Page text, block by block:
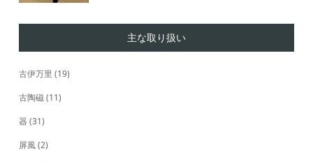
主な取り扱い
古伊万里 (19)
古陶磁(11)
器 (31)
屏風(2)